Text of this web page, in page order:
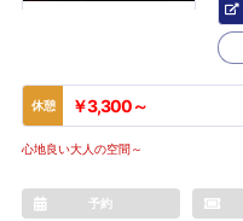
休憩 ￥3,300～
心地良い大人の空間～
予約